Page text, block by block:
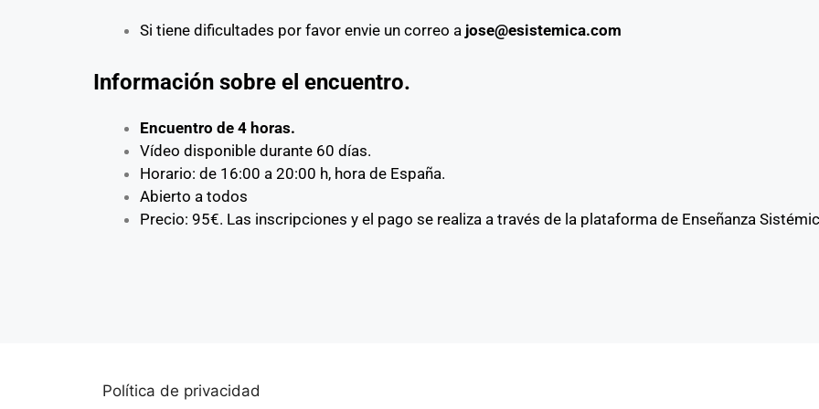
Si tiene dificultades por favor envie un correo a jose@esistemica.com
Información sobre el encuentro.
Encuentro de 4 horas.
Vídeo disponible durante 60 días.
Horario: de 16:00 a 20:00 h, hora de España.
Abierto a todos
Precio: 95€. Las inscripciones y el pago se realiza a través de la plataforma de Enseñanza
Política de privacidad